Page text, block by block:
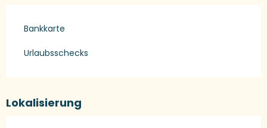
Bankkarte
Urlaubsschecks
Lokalisierung